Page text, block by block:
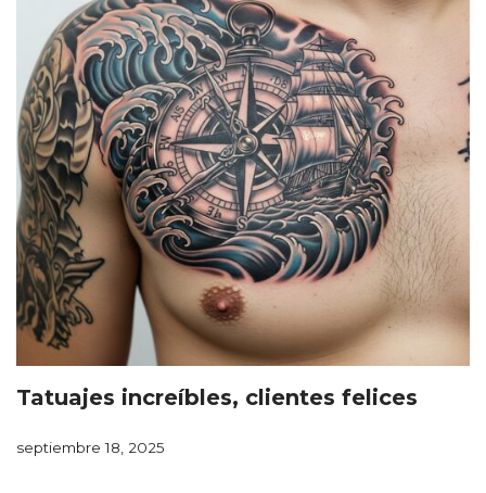
Tatuajes increíbles, clientes felices
septiembre 18, 2025